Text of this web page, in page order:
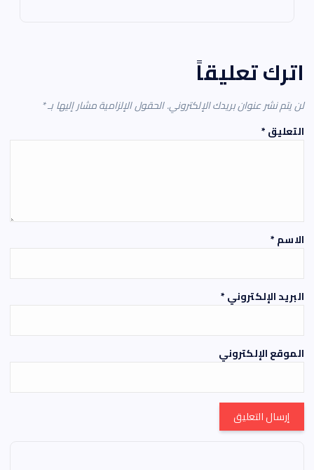
اترك تعليقاً
لن يتم نشر عنوان بريدك الإلكتروني.الحقول الإلزامية مشار إليها بـ*
التعليق*
الاسم*
البريد الإلكتروني*
الموقع الإلكتروني